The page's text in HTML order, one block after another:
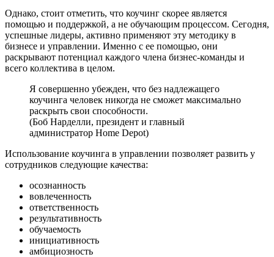
Однако, стоит отметить, что коучинг скорее является
помощью и поддержкой, а не обучающим процессом. Сегодня,
успешные лидеры, активно применяют эту методику в
бизнесе и управлении. Именно с ее помощью, они
раскрывают потенциал каждого члена бизнес-команды и
всего коллектива в целом.
Я совершенно убежден, что без надлежащего
коучинга человек никогда не сможет максимально
раскрыть свои способности.
(Боб Нарделли, президент и главный
администратор Home Depot)
Использование коучинга в управлении позволяет развить у
сотрудников следующие качества:
осознанность
вовлеченность
ответственность
результативность
обучаемость
инициативность
амбициозность